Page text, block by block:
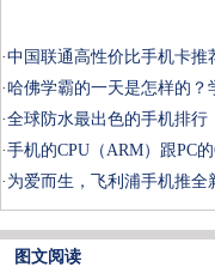
·中国联通高性价比手机卡推
·哈佛学霸的一天是怎样的？
·全球防水最出色的手机排行
·手机的CPU（ARM）跟PC
· 为爱而生，飞利浦手机推全
图文阅读